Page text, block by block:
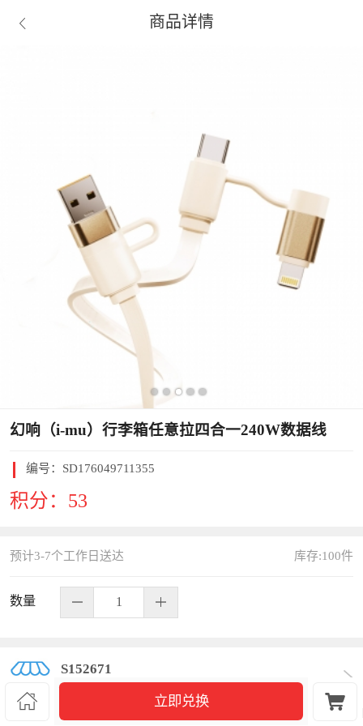
 商品详情
幻响（i-mu）行李箱任意拉四合一240W数据线
编号： SD176049711355
积分： 53
库存:100件
预计3-7个工作日送达
数量
S152671
 立即兑换 